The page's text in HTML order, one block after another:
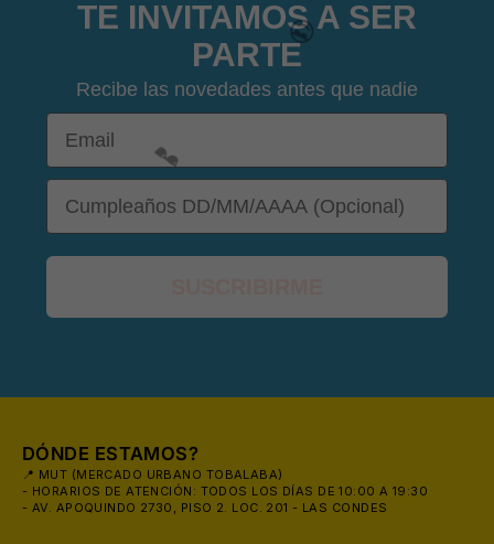
TE INVITAMOS A SER
PARTE
Recibe las novedades antes que nadie
Email
DOB
DÓNDE ESTAMOS?
📍 MUT (MERCADO URBANO TOBALABA)
- HORARIOS DE ATENCIÓN: TODOS LOS DÍAS DE 10:00 A 19:30
- AV. APOQUINDO 2730, PISO 2. LOC. 201 - LAS CONDES